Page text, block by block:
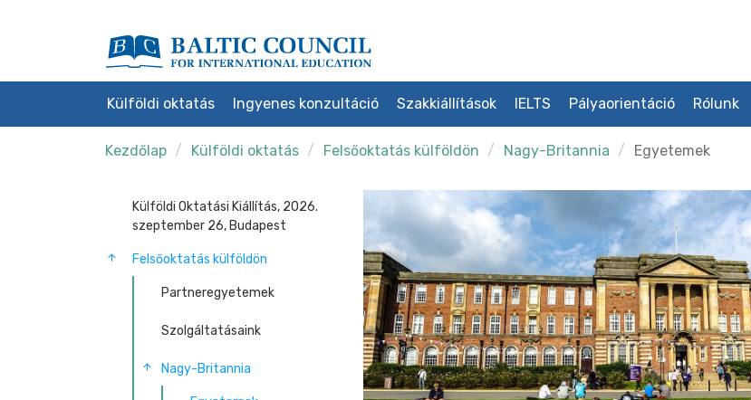
Külföldi oktatás Ingyenes konzultáció Szakkiállítások IELTS Pályaorientáció Rólunk
Kezdőlap Külföldi oktatás Felsőoktatás külföldön Nagy-Britannia Egyetemek
Külföldi Oktatási Kiállítás, 2026.
szeptember 26, Budapest
Felsőoktatás külföldön
Partneregyetemek
Szolgáltatásaink
Nagy-Britannia